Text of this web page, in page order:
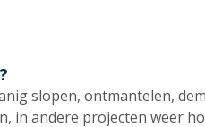
slopen, ontmantelen,
in andere projecten weer